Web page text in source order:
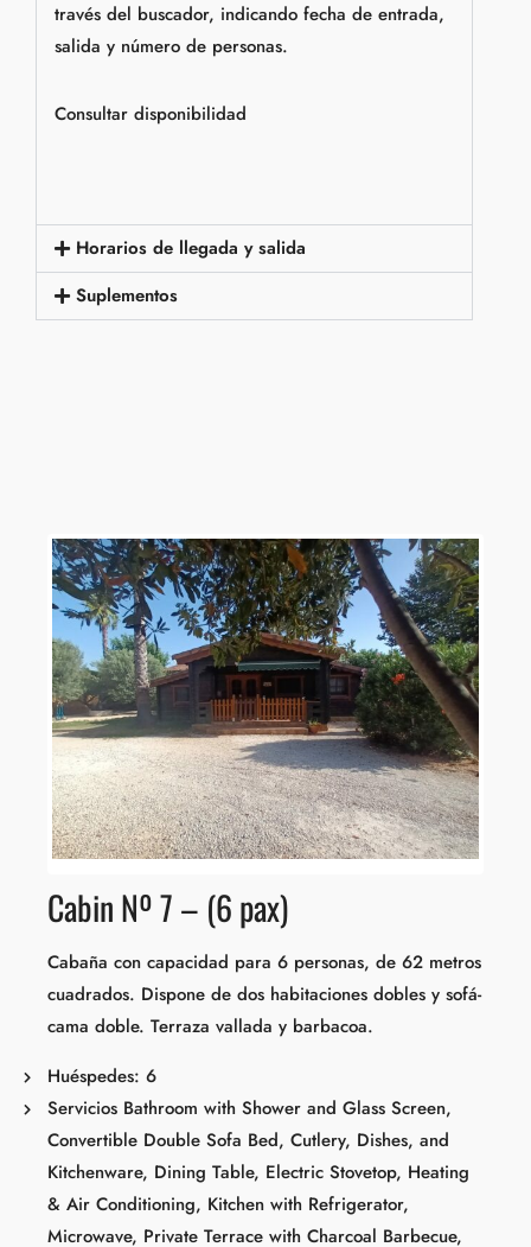
través del buscador, indicando fecha de entrada,
salida y número de personas.
Consultar disponibilidad
Horarios de llegada y salida
Suplementos
Cabin Nº 7 – (6 pax)
Cabaña con capacidad para 6 personas, de 62 metros
cuadrados. Dispone de dos habitaciones dobles y sofá-
cama doble. Terraza vallada y barbacoa.
Huéspedes: 6
Servicios Bathroom with Shower and Glass Screen,
Convertible Double Sofa Bed, Cutlery, Dishes, and
Kitchenware, Dining Table, Electric Stovetop, Heating
& Air Conditioning, Kitchen with Refrigerator,
Microwave, Private Terrace with Charcoal Barbecue,